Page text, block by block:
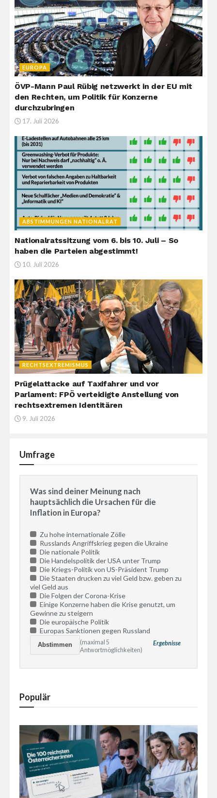
EUROPA
ÖVP-Mann Paul Rübig netzwerkt in der EU mit
den Rechten, um Politik für Konzerne
durchzubringen
17. Juli 2026
ABSTIMMUNGEN NATIONALRAT
Nationalratssitzung vom 6. bis 10. Juli – So
haben die Parteien abgestimmt!
10. Juli 2026
RECHTSEXTREMISMUS
Prügelattacke auf Taxifahrer und vor
Parlament: FPÖ verteidigte Anstellung von
rechtsextremen Identitären
9. Juli 2026
Umfrage
Was sind deiner Meinung nach
hauptsächlich die Ursachen für die
Inflation in Europa?
Zu hohe internationale Zölle
Russlands Angriffskrieg gegen die Ukraine
Die nationale Politik
Die Handelspolitik der USA unter Trump
Die Kriegs-Politik von US-Präsident Trump
Die Staaten drucken zu viel Geld bzw. geben zu
viel Geld aus
Die Folgen der Corona-Krise
Einige Konzerne haben die Krise genutzt, um
Gewinne zu steigern
Die europäische Politik
Europas Sanktionen gegen Russland
Ergebnisse
(maximal 5
Antwortmöglichkeiten)
Populär